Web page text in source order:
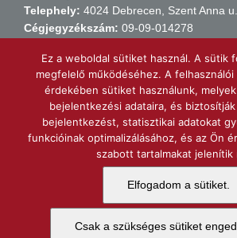
Telephely: 4024 Debrecen, Szent Anna
Cégjegyzékszám: 09-09-014278
Számlaszám:11738015-21438211
KERESSEN MINKET FACEBOOK-
Ez a weboldal sütiket használ. A sütik
megfelelő működéséhez. A
érdekében sütiket használunk,
bejelentkezési adataira, és
bejelentkezést, statisztikai adatokat
funkcióinak optimalizálásához, és az Ön
szabott tartalmakat jelenítik
Elfogadom a sütiket.
Csak a szükséges sütiket